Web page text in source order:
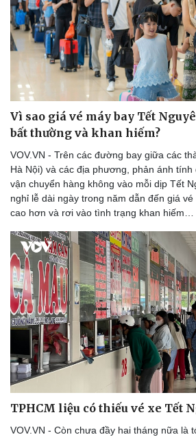
Cải chính
Vì sao giá vé máy bay Tết
bất thường và khan hiếm?
VOV.VN - Trên các đường bay giữa các
Hà Nội) và các địa phương, phản ánh tính
vận chuyển hàng không vào mỗi dịp Tết
nghỉ lễ dài ngày trong năm dẫn đến giá
cao hơn và rơi vào tình trạng khan hiếm…
TPHCM liệu có thiếu vé xe Tết
VOV.VN - Còn chưa đầy hai tháng nữa là